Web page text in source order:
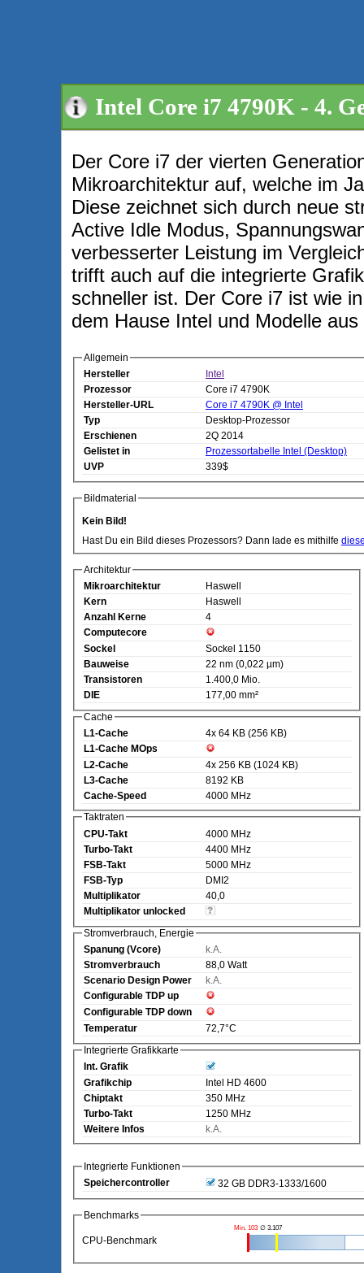
Intel Core i7 4790K - 4.
Der Core i7 der vierten
Mikroarchitektur auf, welche im
Diese zeichnet sich durch neue
Active Idle Modus,
verbesserter Leistung im
trifft auch auf die integrierte
schneller ist. Der Core i7 ist wie
dem Hause Intel und Modelle
Allgemein
Hersteller
Intel
Prozessor
Core i7 4790K
Hersteller-URL
Core i7 4790K @ Intel
Typ
Desktop-Prozessor
Erschienen
2Q 2014
Gelistet in
Prozessortabelle Intel (Desktop)
UVP
339$
Bildmaterial
Kein Bild!
Hast Du ein Bild dieses Prozessors? Dann lade es mithilfe
Architektur
Mikroarchitektur
Haswell
Kern
Haswell
Anzahl Kerne
4
Computecore
Sockel
Sockel 1150
Bauweise
22 nm (0,022 µm)
Transistoren
1.400,0 Mio.
DIE
177,00 mm²
Cache
L1-Cache
4x 64 KB (256 KB)
L1-Cache MOps
L2-Cache
4x 256 KB (1024 KB)
L3-Cache
8192 KB
Cache-Speed
4000 MHz
Taktraten
CPU-Takt
4000 MHz
Turbo-Takt
4400 MHz
FSB-Takt
5000 MHz
FSB-Typ
DMI2
Multiplikator
40,0
Multiplikator unlocked
Stromverbrauch, Energie
Spanung (Vcore)
k.A.
Stromverbrauch
88,0 Watt
Scenario Design Power
k.A.
Configurable TDP up
Configurable TDP down
Temperatur
72,7°C
Integrierte Grafikkarte
Int. Grafik
Grafikchip
Intel HD 4600
Chiptakt
350 MHz
Turbo-Takt
1250 MHz
Weitere Infos
k.A.
Integrierte Funktionen
Speichercontroller
32 GB DDR3-1333/1600
Benchmarks
CPU-Benchmark
Min. 103 ∅ 3.107